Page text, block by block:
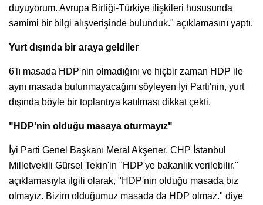
duyuyorum. Avrupa Birliği-Türkiye ilişkileri hususunda
samimi bir bilgi alışverişinde bulunduk." açıklamasını yaptı.
Yurt dışında bir araya geldiler
6'lı masada HDP'nin olmadığını ve hiçbir zaman HDP ile
aynı masada bulunmayacağını söyleyen İyi Parti'nin, yurt
dışında böyle bir toplantıya katılması dikkat çekti.
"HDP'nin olduğu masaya oturmayız"
İyi Parti Genel Başkanı Meral Akşener, CHP İstanbul
Milletvekili Gürsel Tekin'in "HDP'ye bakanlık verilebilir."
açıklamasıyla ilgili olarak, "HDP'nin olduğu masada biz
olmayız. Bizim olduğumuz masada da HDP olmaz." diye